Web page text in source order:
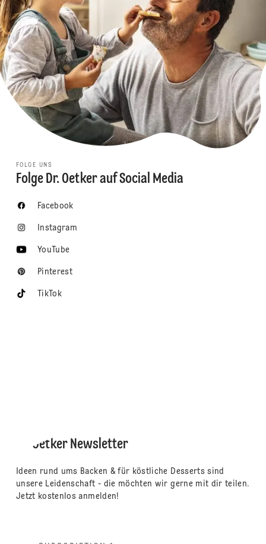
FOLGE UNS
Folge Dr. Oetker auf Social Media
Facebook
Instagram
YouTube
Pinterest
TikTok
Dr. Oetker Newsletter
Ideen rund ums Backen & für köstliche Desserts sind
unsere Leidenschaft - die möchten wir gerne mit dir teilen.
Jetzt kostenlos anmelden!